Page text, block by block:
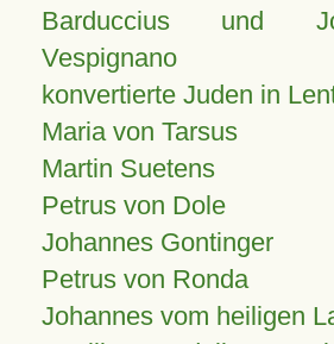
Barduccius und
Vespignano
konvertierte Juden in
Maria von Tarsus
Martin Suetens
Petrus von Dole
Johannes Gontinger
Petrus von Ronda
Johannes vom heiligen